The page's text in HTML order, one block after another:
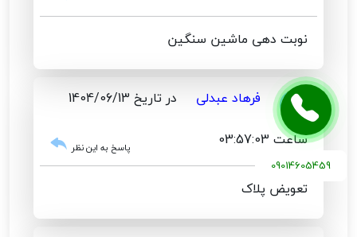
نوبت دهی ماشین سنگین
فرهاد عبدلی
در تاریخ 1404/06/13
ساعت 03:57:03
پاسخ به این نظر
تعویض پلاک
09014605459